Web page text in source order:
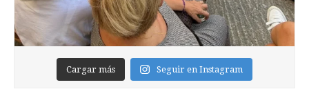
Cargar más Seguir en Instagram